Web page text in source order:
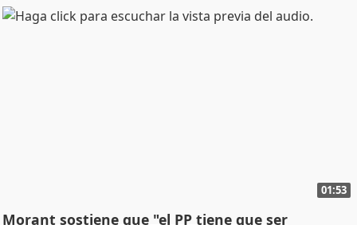
01:53
Morant sostiene que "el PP tiene que ser